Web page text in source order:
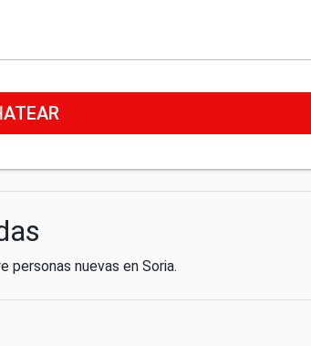
personas nuevas en Soria.